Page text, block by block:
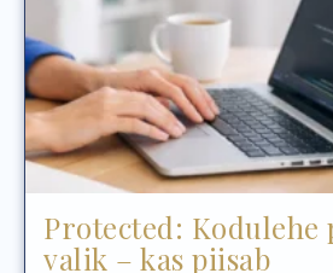
Protected:
valik – kas piisab